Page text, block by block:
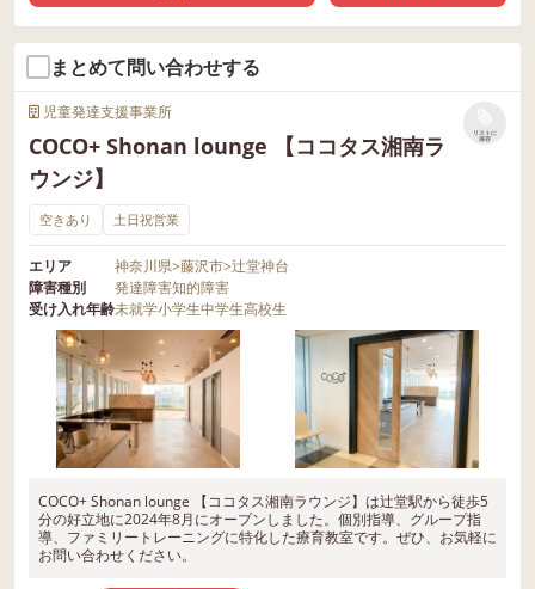
まとめて問い合わせする
児童発達支援事業所
COCO+ Shonan lounge 【ココタス湘南ラ
ウンジ】
リストに
保存
空きあり 土日祝営業
エリア 神奈川県>藤沢市>辻堂神台
障害種別
発達障害知的障害
受け入れ年齢未就学小学生中学生高校生
COCO+ Shonan lounge 【ココタス湘南ラウンジ】は辻堂駅から徒歩5
分の好立地に2024年8月にオープンしました。個別指導、グループ指
導、ファミリートレーニングに特化した療育教室です。ぜひ、お気軽に
お問い合わせください。